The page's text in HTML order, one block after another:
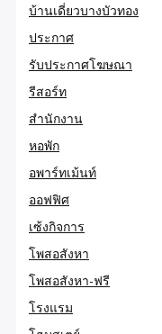
บ้านเดี่ยวบางบัวทอง
ประกาศ
รับประกาศโฆษณา
รีสอร์ท
สำนักงาน
หอพัก
อพาร์ทเม้นท์
ออฟฟิศ
เซ้งกิจการ
โพสอสังหา
โพสอสังหา-ฟรี
โรงแรม